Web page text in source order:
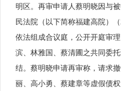
明区。再审申请人蔡明晓因与
民法院（以下简称福建高院）
依法组成合议庭，公开开庭审
滨、林雅国、蔡清圃之共同委
结。蔡明晓申请再审称，请求
丽、高小勇、蔡建章等虚假债